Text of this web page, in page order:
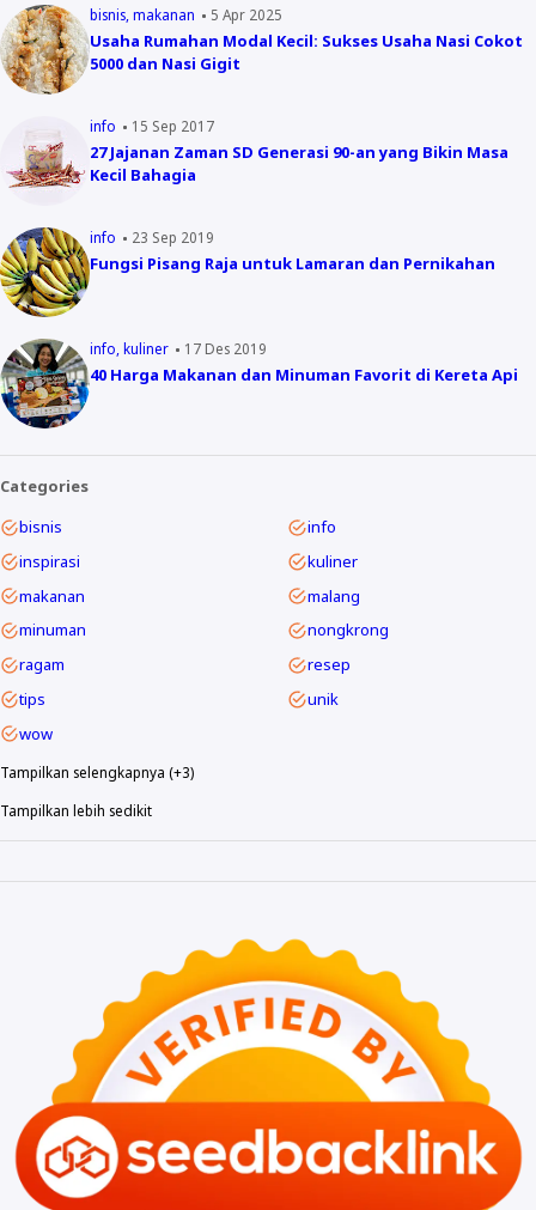
bisnis makanan 5 Apr 2025
Usaha Rumahan Modal Kecil: Sukses Usaha Nasi Cokot
5000 dan Nasi Gigit
info 15 Sep 2017
27 Jajanan Zaman SD Generasi 90-an yang Bikin Masa
Kecil Bahagia
info 23 Sep 2019
Fungsi Pisang Raja untuk Lamaran dan Pernikahan
info kuliner 17 Des 2019
40 Harga Makanan dan Minuman Favorit di Kereta Api
Categories
bisnis
info
inspirasi
kuliner
makanan
malang
minuman
nongkrong
ragam
resep
tips
unik
wow
Tampilkan selengkapnya (+3)
Tampilkan lebih sedikit